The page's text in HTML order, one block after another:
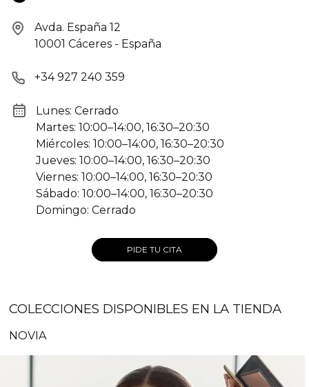
Avda. España 12
10001 Cáceres - España
+34 927 240 359
Lunes: Cerrado
Martes: 10:00–14:00, 16:30–20:30
Miércoles: 10:00–14:00, 16:30–20:30
Jueves: 10:00–14:00, 16:30–20:30
Viernes: 10:00–14:00, 16:30–20:30
Sábado: 10:00–14:00, 16:30–20:30
Domingo: Cerrado
PIDE TU CITA
COLECCIONES DISPONIBLES EN LA TIENDA
NOVIA